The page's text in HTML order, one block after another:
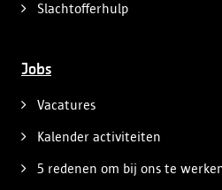
Slachtofferhulp
Jobs
Vacatures
Kalender activiteiten
5 redenen om bij ons te